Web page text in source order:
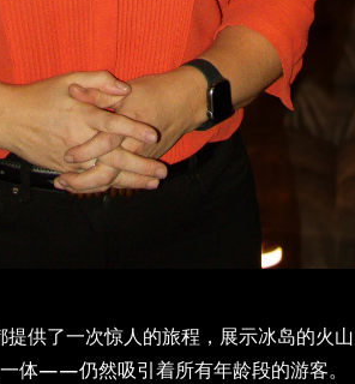
供了一次惊人的旅程，展示冰岛的火
体——仍然吸引着所有年龄段的游客。